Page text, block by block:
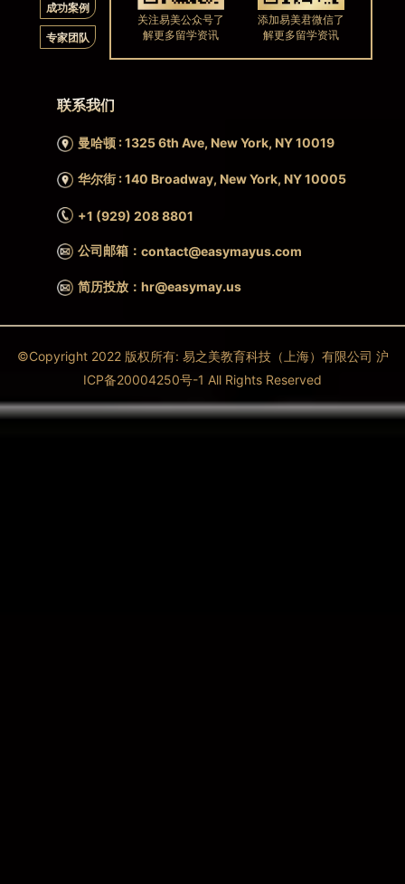
成功案例
专家团队
联系我们
曼哈顿 : 1325 6th Ave, New York, NY 10019
华尔街 : 140 Broadway, New York, NY 10005
+1 (929) 208 8801
公司邮箱：contact@easymayus.com
简历投放：hr@easymay.us
关注易美公众号了
解更多留学资讯
添加易美君微信了
解更多留学资讯
©Copyright 2022 版权所有: 易之美教育科技（上海）有限公司 沪
ICP备20004250号-1 All Rights Reserved